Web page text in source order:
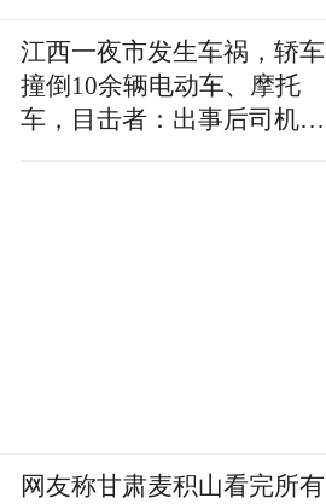
江西一夜市发生车祸，轿车
撞倒10余辆电动车、摩托
车，目击者：出事后司机一
网友称甘肃麦积山看完所有